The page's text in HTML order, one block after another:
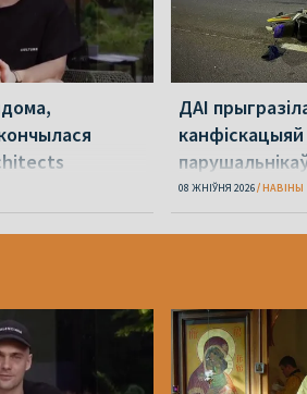
ДАІ
дронамі
08 ЖНІЎНЯ 2026 НАВІНЫ